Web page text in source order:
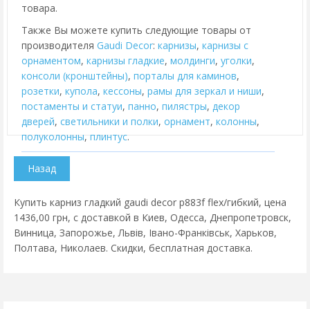
товара.
Также Вы можете купить следующие товары от
производителя Gaudi Decor: карнизы, карнизы с
орнаментом, карнизы гладкие, молдинги, уголки,
консоли (кронштейны), порталы для каминов,
розетки, купола, кессоны, рамы для зеркал и ниши,
постаменты и статуи, панно, пилястры, декор
дверей, cветильники и полки, орнамент, колонны,
полуколонны, плинтус.
Купить карниз гладкий gaudi decor p883f flex/гибкий, цена
1436,00 грн, с доставкой в Киев, Одесса, Днепропетровск,
Винница, Запорожье, Львів, Івано-Франківськ, Харьков,
Полтава, Николаев. Скидки, бесплатная доставка.